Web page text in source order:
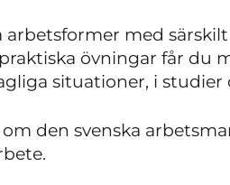
arbetsformer med
övningar får du
situationer, i studier
den svenska